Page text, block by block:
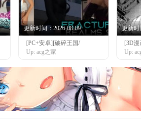
更新时间：2026-08-09
[PC+安卓][破碎王国/
Up: acg之家
更新时
[3D
Up: